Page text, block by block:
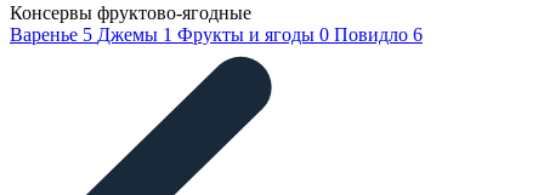
Консервы фруктово-ягодные
Варенье 5 Джемы 1 Фрукты и ягоды 0 Повидло 6